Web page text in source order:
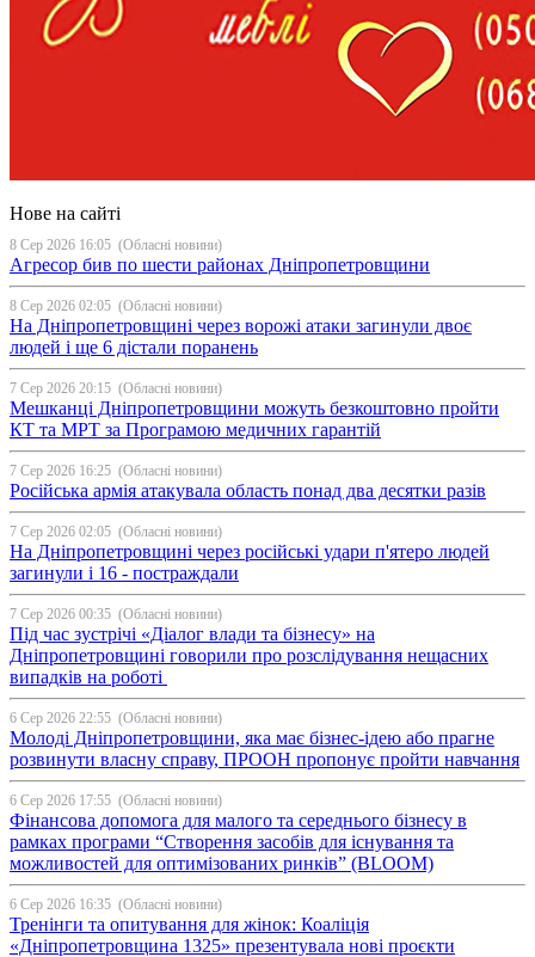
Нове на сайті
8 Сер 2026 16:05 (Обласні новини)
Агресор бив по шести районах Дніпропетровщини
8 Сер 2026 02:05 (Обласні новини)
На Дніпропетровщині через ворожі атаки загинули двоє
людей і ще 6 дістали поранень
7 Сер 2026 20:15 (Обласні новини)
Мешканці Дніпропетровщини можуть безкоштовно пройти
КТ та МРТ за Програмою медичних гарантій
7 Сер 2026 16:25 (Обласні новини)
Російська армія атакувала область понад два десятки разів
7 Сер 2026 02:05 (Обласні новини)
На Дніпропетровщині через російські удари п'ятеро людей
загинули і 16 - постраждали
7 Сер 2026 00:35 (Обласні новини)
Під час зустрічі «Діалог влади та бізнесу» на
Дніпропетровщині говорили про розслідування нещасних
випадків на роботі
6 Сер 2026 22:55 (Обласні новини)
Молоді Дніпропетровщини, яка має бізнес-ідею або прагне
розвинути власну справу, ПРООН пропонує пройти навчання
6 Сер 2026 17:55 (Обласні новини)
Фінансова допомога для малого та середнього бізнесу в
рамках програми “Створення засобів для існування та
можливостей для оптимізованих ринків” (BLOOM)
6 Сер 2026 16:35 (Обласні новини)
Тренінги та опитування для жінок: Коаліція
«Дніпропетровщина 1325» презентувала нові проєкти